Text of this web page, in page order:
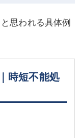
思われる具体例
時短不能処